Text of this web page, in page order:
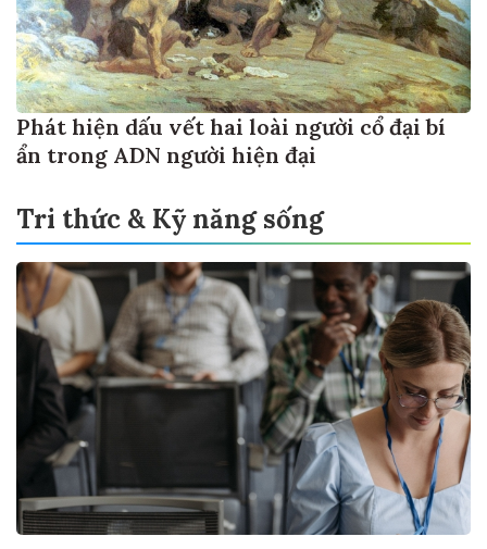
Phát hiện dấu vết hai loài người cổ đại bí
ẩn trong ADN người hiện đại
Tri thức & Kỹ năng sống